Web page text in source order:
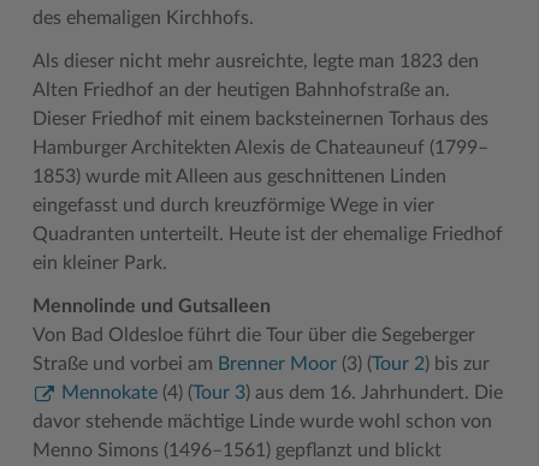
des ehemaligen Kirchhofs.
Als dieser nicht mehr ausreichte, legte man 1823 den
Alten Friedhof an der heutigen Bahnhofstraße an.
Dieser Friedhof mit einem backsteinernen Torhaus des
Hamburger Architekten Alexis de Chateauneuf (1799–
1853) wurde mit Alleen aus geschnittenen Linden
eingefasst und durch kreuzförmige Wege in vier
Quadranten unterteilt. Heute ist der ehemalige Friedhof
ein kleiner Park.
Mennolinde und Gutsalleen
Von Bad Oldesloe führt die Tour über die Segeberger
Straße und vorbei am Brenner Moor(3) (Tour 2) bis zur
Mennokate(4) (Tour 3) aus dem 16. Jahrhundert. Die
davor stehende mächtige Linde wurde wohl schon von
Menno Simons (1496–1561) gepflanzt und blickt